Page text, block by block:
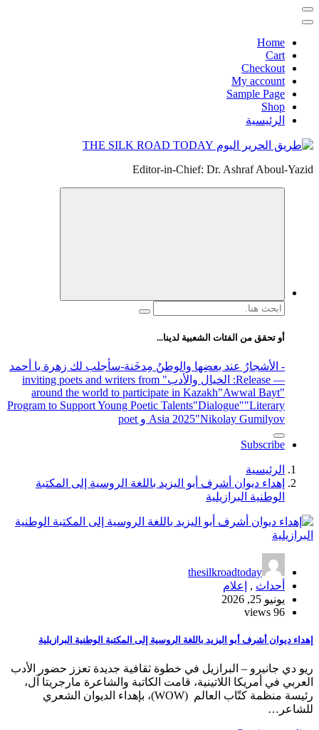
Home
Cart
Checkout
My account
Sample Page
Shop
الرئيسية
Editor-in-Chief: Dr. Ashraf Aboul-Yazid
البحث
أو تحقق من الفئات الشعبية لدينا...
- الأشجارُ عند بعضِها والوطنُ مِدخَنة-سأجلب لك زهرة يا أحمد
— Release
: الخيال والأدب
" inviting poets and writers from
around the world to participate in Kazakh"Awwal Bayt"
Program to Support Young Poetic Talents"Dialogue""Literary
Asia 2025"Nikolay Gumilyov و poet
Subscribe
الرئيسية
إهداء ديوان أشرف أبو اليزيد باللغة الروسية إلى المكتبة
الوطنية البرازيلية
thesilkroadtoday
أحداث ,
إعلام
يونيو 25, 2026
96 views
إهداء ديوان أشرف أبو اليزيد باللغة الروسية إلى المكتبة الوطنية البرازيلية
ريو دي جانيرو – البرازيل في خطوة ثقافية جديدة تعزز حضور الأدب
العربي في أمريكا اللاتينية، قامت الكاتبة والشاعرة مارجريتا آل،
رئيسة منظمة كتّاب العالم (WOW)، بإهداء الديوان الشعري
للشاعر…